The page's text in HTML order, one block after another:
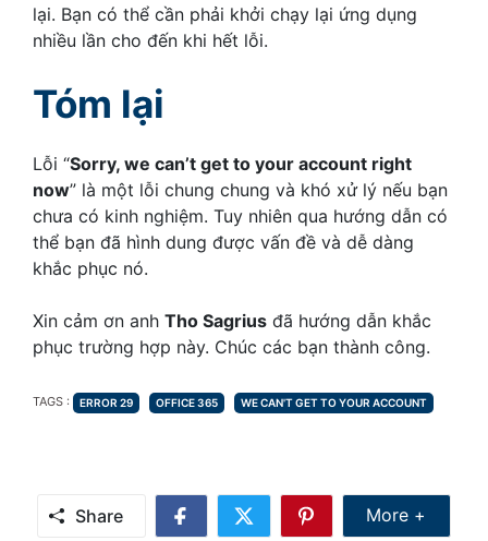
lại. Bạn có thể cần phải khởi chạy lại ứng dụng
nhiều lần cho đến khi hết lỗi.
Tóm lại
Lỗi “Sorry, we can’t get to your account right
now” là một lỗi chung chung và khó xử lý nếu bạn
chưa có kinh nghiệm. Tuy nhiên qua hướng dẫn có
thể bạn đã hình dung được vấn đề và dễ dàng
khắc phục nó.
Xin cảm ơn anh Tho Sagrius đã hướng dẫn khắc
phục trường hợp này. Chúc các bạn thành công.
TAGS : TAGS
ERROR 29 OFFICE 365 WE CAN'T GET TO YOUR ACCOUNT
Share
Share
Share
Share
More +